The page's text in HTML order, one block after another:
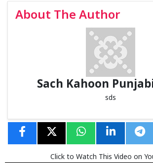
About The Author
Sach Kahoon
sds
Click to Watch This Video on